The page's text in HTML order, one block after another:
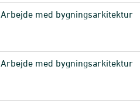
Arbejde med bygningsarkitektur
Arbejde med bygningsarkitektur